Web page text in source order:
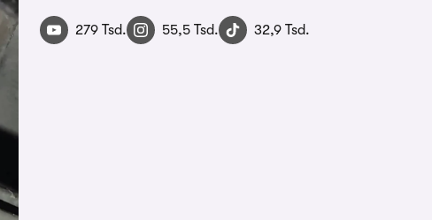
279 Tsd. 55,5 Tsd. 32,9 Tsd.